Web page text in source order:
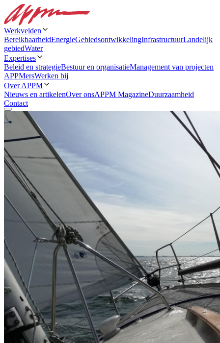
Werkvelden
BereikbaarheidEnergieGebiedsontwikkelingInfrastructuurLandelijk
gebiedWater
Expertises
Beleid en strategieBestuur en organisatieManagement van projecten
APPMersWerken bij
Over APPM
Nieuws en artikelenOver onsAPPM MagazineDuurzaamheid
Contact